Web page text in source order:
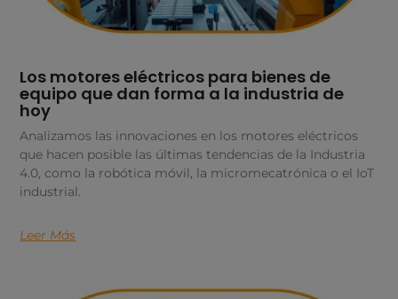
Los motores eléctricos para bienes de
equipo que dan forma a la industria de
hoy
Analizamos las innovaciones en los motores eléctricos
que hacen posible las últimas tendencias de la Industria
4.0, como la robótica móvil, la micromecatrónica o el IoT
industrial.
Leer Más